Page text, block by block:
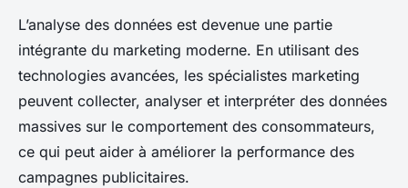
L’analyse des données est devenue une partie
intégrante du marketing moderne. En utilisant des
technologies avancées, les spécialistes marketing
peuvent collecter, analyser et interpréter des données
massives sur le comportement des consommateurs,
ce qui peut aider à améliorer la performance des
campagnes publicitaires.